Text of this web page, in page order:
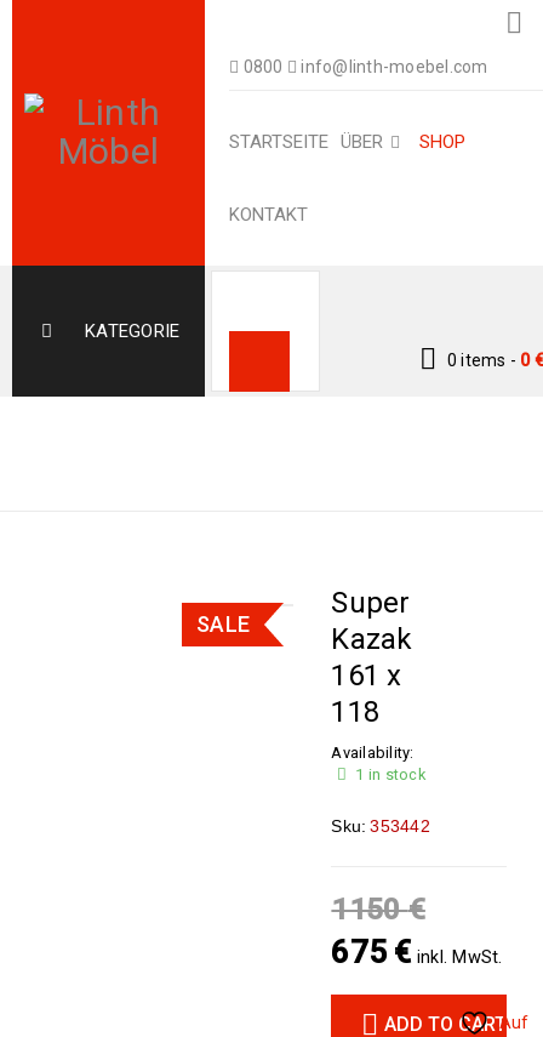
0800 info@linth-moebel.com
STARTSEITE ÜBER SHOP
KONTAKT
KATEGORIE
0 items - 0€
SALE
Super
Kazak
161 x
118
Availability:
1 in stock
Sku: 353442
1150€
675 € inkl. MwSt.
ADD TO CARTAuf